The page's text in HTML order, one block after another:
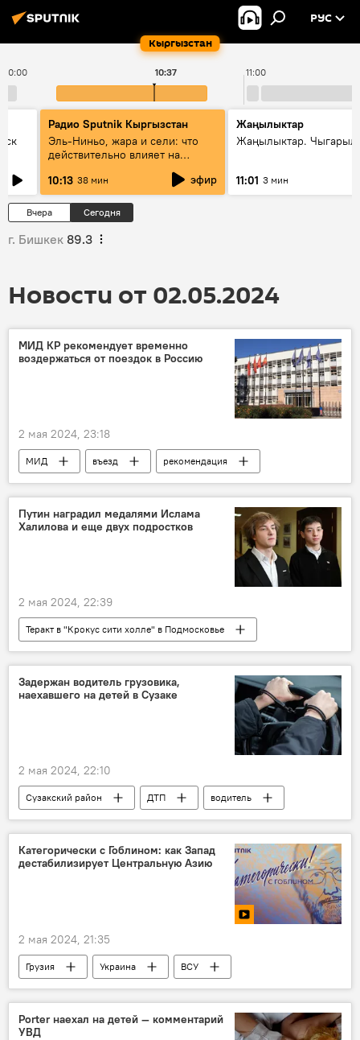
Кыргызстан
РУС
10:00 11:00
10:37
Радио Sputnik Кыргызстан
Эль-Ниньо, жара и сели: что
действительно влияет на
10:13 38 мин эфир
Жаңылыктар
Жаңылыктар.
11:01 3 мин
Вчера Сегодня
г. Бишкек 89.3
Новости от 02.05.2024
МИД КР рекомендует временно
воздержаться от поездок в Россию
2 мая 2024, 23:18
МИД въезд
рекомендация
Кыргызстан
Россия поездка
Путин наградил медалями Ислама
Халилова и еще двух подростков
2 мая 2024, 22:39
Теракт в "Крокус сити холле" в Подмосковье
Владимир Путин
теракт
медаль
награда
Ислам Халилов
Россия
Крокус сити холл
Задержан водитель грузовика,
наехавшего на детей в Сузаке
2 мая 2024, 22:10
Сузакский район ДТП
водитель
наезд
дети пострадавшие
Категорически с Гоблином: как Запад
дестабилизирует Центральную Азию
2 мая 2024, 21:35
Грузия Украина
ВСУ
мобилизация
видео
Porter наехал на детей — комментарий
УВД